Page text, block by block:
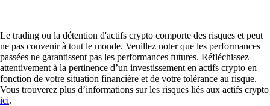
Le trading ou la détention d'actifs crypto comporte des risques et peut
ne pas convenir à tout le monde. Veuillez noter que les performances
passées ne garantissent pas les performances futures. Réfléchissez
attentivement à la pertinence d’un investissement en actifs crypto en
fonction de votre situation financière et de votre tolérance au risque.
Vous trouverez plus d’informations sur les risques liés aux actifs crypto
ici.